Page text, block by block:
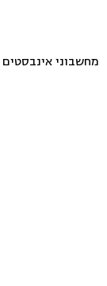
מחשבוני אינבסטים